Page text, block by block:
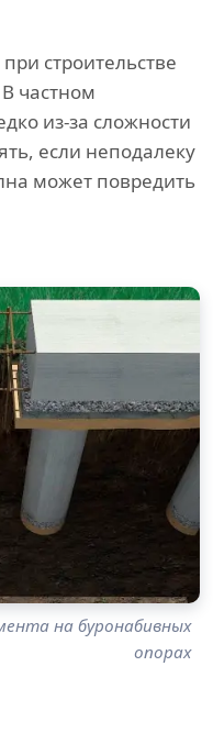
строительстве
частном
из-за сложности
если неподалеку
может повредить
на буронабивных
опорах